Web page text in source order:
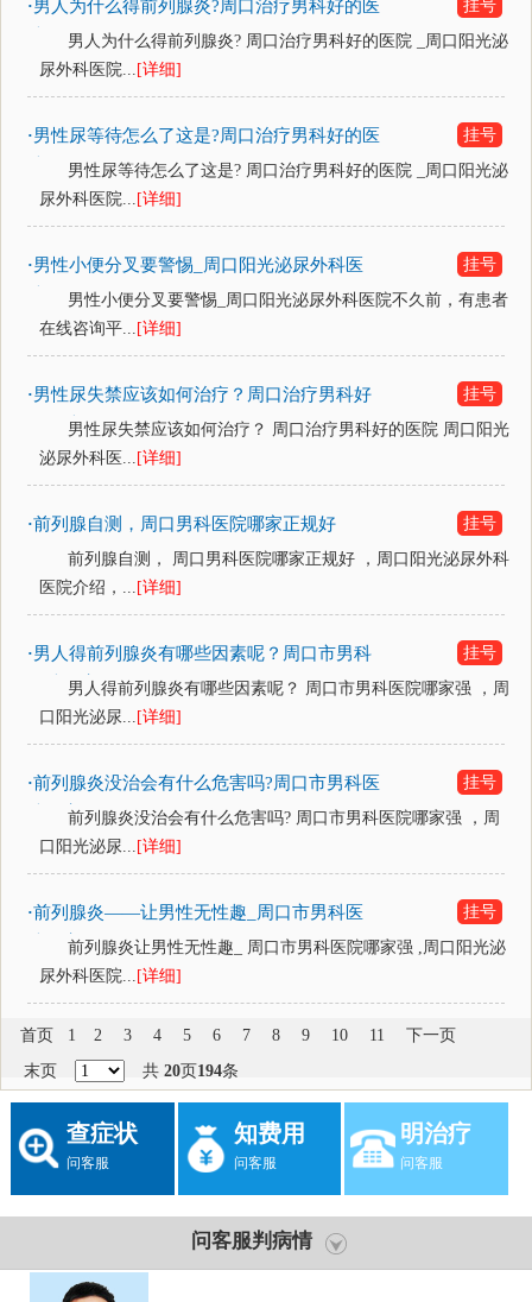
·男人为什么得前列腺炎?周口治疗男科好的医
挂号
男人为什么得前列腺炎? 周口治疗男科好的医院 _周口阳光泌
尿外科医院... [详细]
·男性尿等待怎么了这是?周口治疗男科好的医
挂号
男性尿等待怎么了这是? 周口治疗男科好的医院 _周口阳光泌
尿外科医院... [详细]
·男性小便分叉要警惕_周口阳光泌尿外科医
挂号
男性小便分叉要警惕_周口阳光泌尿外科医院不久前，有患者
在线咨询平... [详细]
·男性尿失禁应该如何治疗？周口治疗男科好
的医院
挂号
男性尿失禁应该如何治疗？ 周口治疗男科好的医院 周口阳光
泌尿外科医... [详细]
·前列腺自测，周口男科医院哪家正规好
挂号
前列腺自测， 周口男科医院哪家正规好 ，周口阳光泌尿外科
医院介绍，... [详细]
·男人得前列腺炎有哪些因素呢？周口市男科
医院哪家强
挂号
男人得前列腺炎有哪些因素呢？ 周口市男科医院哪家强 ，周
口阳光泌尿... [详细]
·前列腺炎没治会有什么危害吗?周口市男科医
院哪家强
挂号
前列腺炎没治会有什么危害吗? 周口市男科医院哪家强 ，周
口阳光泌尿... [详细]
·前列腺炎——让男性无性趣_周口市男科医
院哪家强
挂号
前列腺炎让男性无性趣_ 周口市男科医院哪家强 ,周口阳光泌
尿外科医院... [详细]
首页 1 2 3 4 5 6 7 8 9 10 11
下一页
末页
共 20页194条
查症状
问客服
知费用
问客服
明治疗
问客服
问客服判病情